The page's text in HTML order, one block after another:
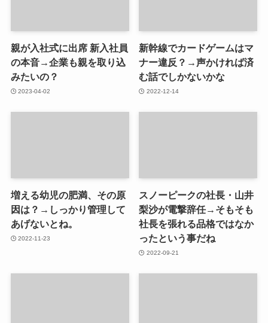
親が入社式に出席 新入社員
の本音→企業も親を取り込
みたいの？
2023-04-02
新幹線でカードゲームはマ
ナー違反？→声かければ済
む話でしかないかな
2022-12-14
増える幼児の肥満、その原
因は？→しっかり管理して
あげないとね。
2022-11-23
スノーピークの社長・山井
梨沙が電撃辞任→そもそも
社長を張れる品格ではなか
ったという事だね
2022-09-21